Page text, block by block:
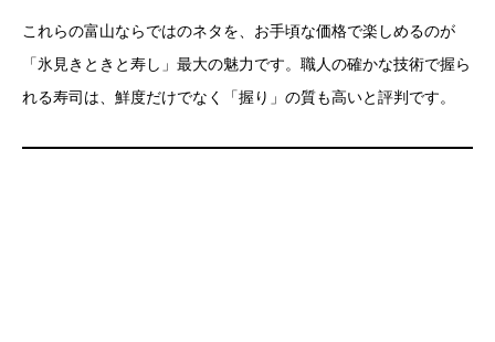
これらの富山ならではのネタを、お手頃な価格で楽しめるのが
「氷見きときと寿し」最大の魅力です。職人の確かな技術で握ら
れる寿司は、鮮度だけでなく「握り」の質も高いと評判です。